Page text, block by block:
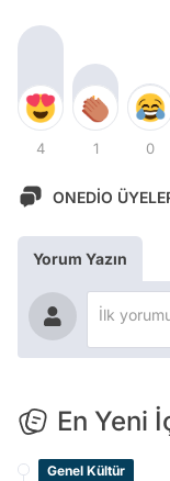
4 1 0
ONEDİO
Yorum Yazın
En Yeni
Genel Kültür